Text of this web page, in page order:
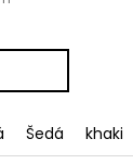
Šedá khaki